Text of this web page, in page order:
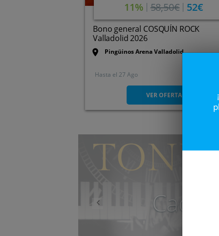
11% 58,50€ 52€
Bono general COSQUÍN ROCK
Valladolid 2026
Pingüinos Arena Valladolid
Ctra de Rueda, Frente 232,
47008. Valladolid.
Hasta el 27 Ago
VER OFERTA
Anterior